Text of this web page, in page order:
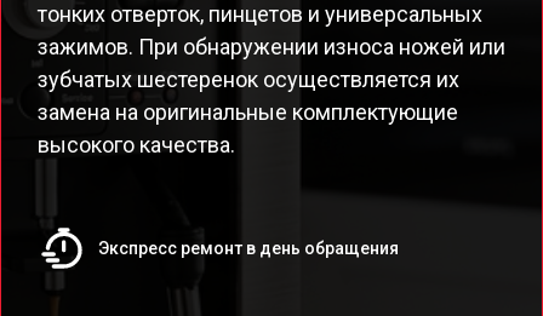
тонких отверток, пинцетов и универсальных
зажимов. При обнаружении износа ножей или
зубчатых шестеренок осуществляется их
замена на оригинальные комплектующие
высокого качества.
Экспресс ремонт в день обращения